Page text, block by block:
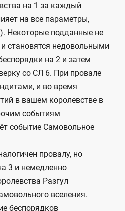
на 1 за каждый
на все параметры,
Некоторые подданные не
становятся недовольными
на 2 и затем
со СЛ 6. При провале
и во время
в вашем королевстве в
событиям
событие Самовольное
провалу, но
3 и немедленно
Разгул
вселения.
беспорядков